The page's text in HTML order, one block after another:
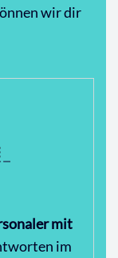
wir dir
mit
im